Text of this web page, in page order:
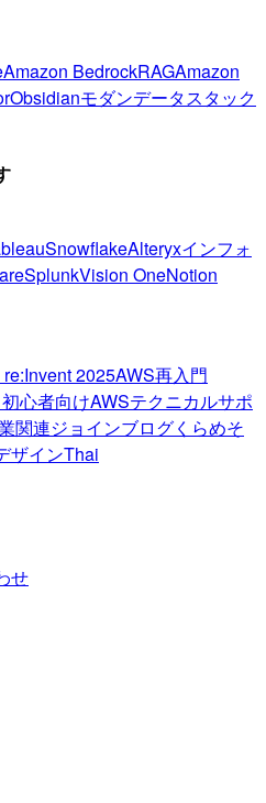
Amazon BedrockRAGAmazon
Obsidianモダンデータスタック
SnowflakeAlteryxインフォ
SplunkVision OneNotion
2025AWS再入門
初心者向けAWSテクニカルサポ
関連ジョインブログくらめそ
ザインThai
せ